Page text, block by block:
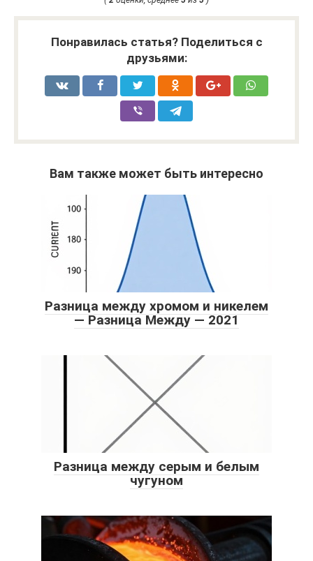
Понравилась статья? Поделиться с
друзьями:
Вам также может быть интересно
Разница между хромом и никелем
— Разница Между — 2021
Разница между серым и белым
чугуном